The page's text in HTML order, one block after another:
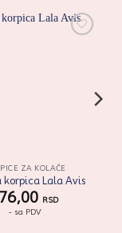
ZA KOLAČE
korpica Lala Avis
RSD
- sa PDV